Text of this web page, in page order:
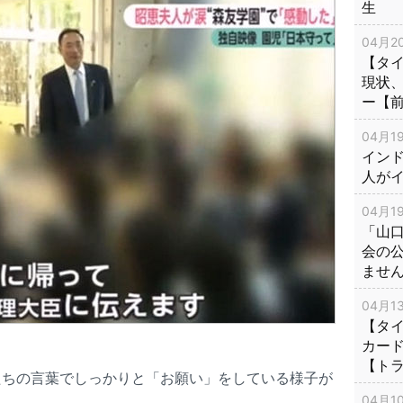
の言葉でしっかりと「お願い」をしている様子が
生
04月
【タ
現状
ー【
04月
イン
人が
04月
「山
会の
ませ
04月
【タ
カー
【ト
04月